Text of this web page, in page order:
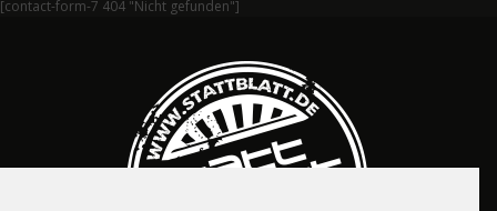
[contact-form-7 404 "Nicht gefunden"]